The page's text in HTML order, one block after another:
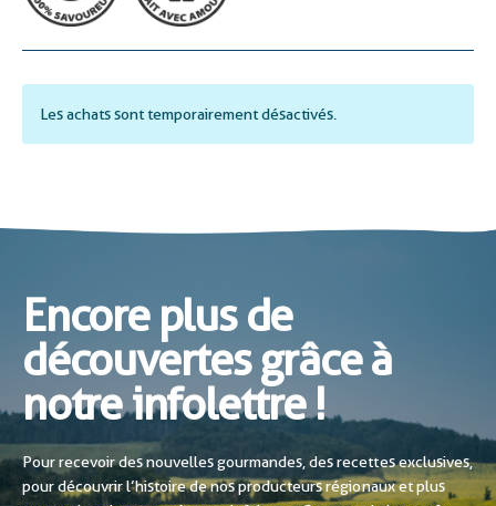
Les achats sont temporairement désactivés.
Encore plus de
découvertes grâce à
notre infolettre !
Pour recevoir des nouvelles gourmandes, des recettes exclusives,
pour découvrir l’histoire de nos producteurs régionaux et plus